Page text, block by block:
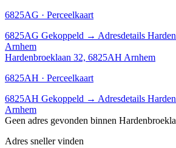
6825AG · Perceelkaart
6825AG Gekoppeld → Adresdetails
Arnhem
Hardenbroeklaan 32, 6825AH Arnhem
6825AH · Perceelkaart
6825AH Gekoppeld → Adresdetails
Arnhem
Geen adres gevonden binnen
Adres sneller vinden